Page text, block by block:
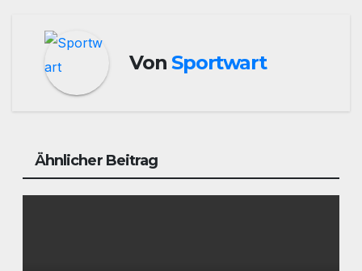
VonSportwart
Ähnlicher Beitrag